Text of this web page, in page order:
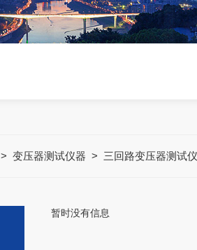
>变压器测试仪器 > 三回路变压器测试仪
暂时没有信息